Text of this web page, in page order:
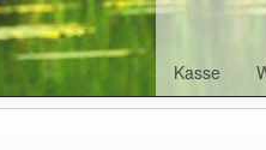
Kasse